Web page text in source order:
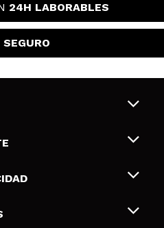
24H LABORABLES
SEGURO
de uso